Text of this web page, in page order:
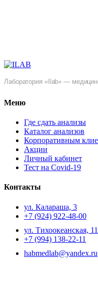
Лаборатория «Ilab» —
Меню
Где сдать анализы
Каталог анализов
Корпоративным
Акции
Личный кабинет
Тест на Covid-19
Контакты
ул. ​Калараша, 3
+7 (924) 922-48-00
ул. ​Тихоокеанская,
+7 (994) 138-22-11
habmedlab@yandex.ru